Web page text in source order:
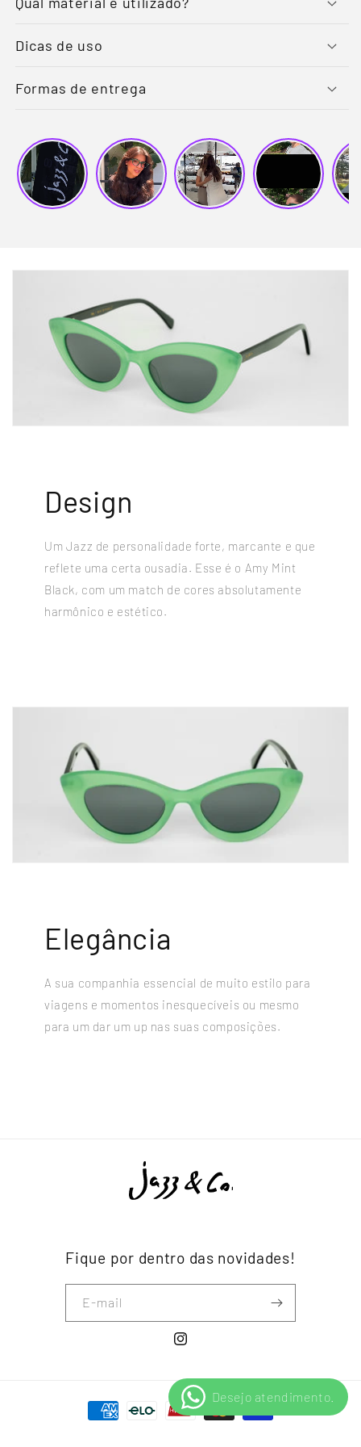
Dicas de uso
Formas de entrega
Design
Um Jazz de personalidade forte, marcante e que
reflete uma certa ousadia. Esse é o Amy Mint
Black, com um match de cores absolutamente
harmônico e estético.
Elegância
A sua companhia essencial de muito estilo para
viagens e momentos inesquecíveis ou mesmo
para um dar um up nas suas composições.
Fique por dentro das novidades!
E-mail
Instagram
Formas de pagamento